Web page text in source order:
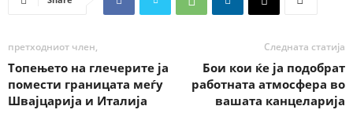
претходниот член,
Tопењето на глечерите ја
помести границата меѓу
Швајцарија и Италија
Следната статија
Бои кои ќе ја подобрат
работната атмосфера во
вашата канцеларија